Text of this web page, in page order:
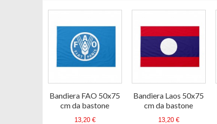
Bandiera FAO 50x75
cm da bastone
13,20 €
Bandiera Laos 50x75
cm da bastone
13,20 €